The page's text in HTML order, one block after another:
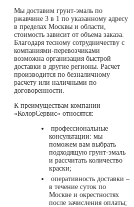
Мы доставим грунт-эмаль по
ржавчине 3 в 1 по указанному адресу
в пределах Москвы и области,
стоимость зависит от объема заказа.
Благодаря тесному сотрудничеству с
компаниями-перевозчиками
возможна организация быстрой
доставки в другие регионы. Расчет
производится по безналичному
расчету или наличными по
договоренности.
К преимуществам компании
«КолорСервис» относятся:
профессиональные
консультации: мы
поможем вам выбрать
подходящую грунт-эмаль
и рассчитать количество
краски;
оперативность доставки –
в течение суток по
Москве и окрестностях
после зачисления оплаты;